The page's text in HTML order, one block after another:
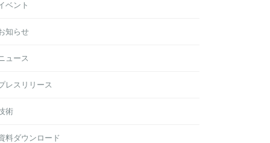
ベント
知らせ
ュース
レスリリース
術
料ダウンロード